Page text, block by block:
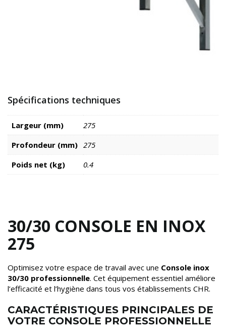
Spécifications techniques
Largeur (mm)
275
Profondeur (mm) 275
Poids net (kg)
0.4
30/30 CONSOLE EN INOX
275
Optimisez votre espace de travail avec une Console inox
30/30 professionnelle. Cet équipement essentiel améliore
l’efficacité et l’hygiène dans tous vos établissements CHR.
CARACTÉRISTIQUES PRINCIPALES DE
VOTRE CONSOLE PROFESSIONNELLE